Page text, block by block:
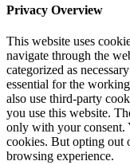
Privacy Overview
This website uses
navigate through the
categorized as
essential for the
also use third-party
you use this website.
only with your consent.
cookies. But opting out
browsing experience.